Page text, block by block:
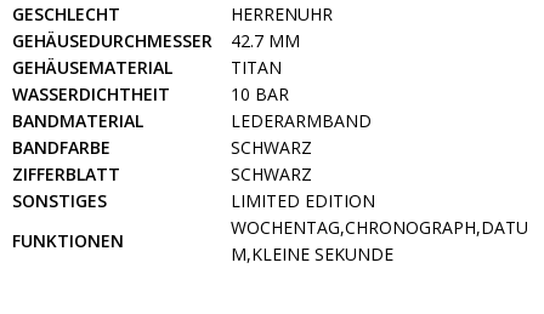
GESCHLECHT
HERRENUHR
GEHÄUSEDURCHMESSER
42.7 MM
GEHÄUSEMATERIAL
TITAN
WASSERDICHTHEIT
10 BAR
BANDMATERIAL
LEDERARMBAND
BANDFARBE
SCHWARZ
ZIFFERBLATT
SCHWARZ
SONSTIGES
LIMITED EDITION
FUNKTIONEN
WOCHENTAG,CHRONOGRAPH,DATU
M,KLEINE SEKUNDE